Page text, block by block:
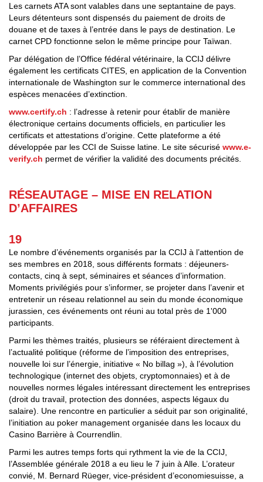
Les carnets ATA sont valables dans une septantaine de pays.
Leurs détenteurs sont dispensés du paiement de droits de
douane et de taxes à l’entrée dans le pays de destination. Le
carnet CPD fonctionne selon le même principe pour Taïwan.
Par délégation de l’Office fédéral vétérinaire, la CCIJ délivre
également les certificats CITES, en application de la Convention
internationale de Washington sur le commerce international des
espèces menacées d’extinction.
www.certify.ch : l’adresse à retenir pour établir de manière
électronique certains documents officiels, en particulier les
certificats et attestations d’origine. Cette plateforme a été
développée par les CCI de Suisse latine. Le site sécurisé www.e-
verify.ch permet de vérifier la validité des documents précités.
RÉSEAUTAGE – MISE EN RELATION
D’AFFAIRES
19
Le nombre d’événements organisés par la CCIJ à l’attention de
ses membres en 2018, sous différents formats : déjeuners-
contacts, cinq à sept, séminaires et séances d’information.
Moments privilégiés pour s’informer, se projeter dans l’avenir et
entretenir un réseau relationnel au sein du monde économique
jurassien, ces événements ont réuni au total près de 1'000
participants.
Parmi les thèmes traités, plusieurs se référaient directement à
l’actualité politique (réforme de l’imposition des entreprises,
nouvelle loi sur l’énergie, initiative « No billag »), à l’évolution
technologique (internet des objets, cryptomonnaies) et à de
nouvelles normes légales intéressant directement les entreprises
(droit du travail, protection des données, aspects légaux du
salaire). Une rencontre en particulier a séduit par son originalité,
l’initiation au poker management organisée dans les locaux du
Casino Barrière à Courrendlin.
Parmi les autres temps forts qui rythment la vie de la CCIJ,
l’Assemblée générale 2018 a eu lieu le 7 juin à Alle. L’orateur
convié, M. Bernard Rüeger, vice-président d’economiesuisse, a